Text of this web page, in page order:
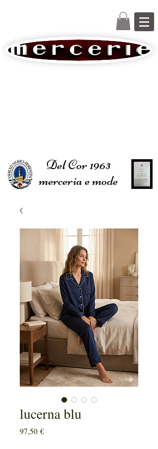
Del Cor 1963
merceria e mode
lucerna blu
97,50 €Prezzo